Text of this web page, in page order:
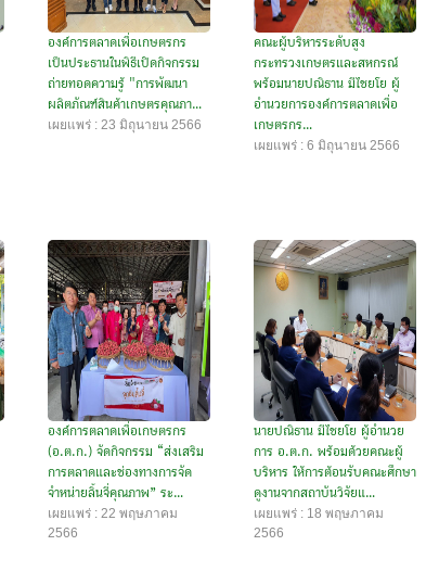
องค์การตลาดเพื่อเกษตรกร
เป็นประธานในพิธีเปิดกิจกรรม
ถ่ายทอดความรู้ "การพัฒนา
ผลิตภัณฑ์สินค้าเกษตรคุณภา...
เผยแพร่ : 23 มิถุนายน 2566
คณะผู้บริหารระดับสูง
กระทรวงเกษตรและสหกรณ์
พร้อมนายปณิธาน มีไชยโย ผู้
อำนวยการองค์การตลาดเพื่อ
เกษตรกร...
เผยแพร่ : 6 มิถุนายน 2566
องค์การตลาดเพื่อเกษตรกร
(อ.ต.ก.) จัดกิจกรรม “ส่งเสริม
การตลาดและช่องทางการจัด
จำหน่ายลิ้นจี่คุณภาพ” ระ...
เผยแพร่ : 22 พฤษภาคม
2566
นายปณิธาน มีไชยโย ผู้อำนวย
การ อ.ต.ก. พร้อมด้วยคณะผู้
บริหาร ให้การต้อนรับคณะศึกษา
ดูงานจากสถาบันวิจัยแ...
เผยแพร่ : 18 พฤษภาคม
2566